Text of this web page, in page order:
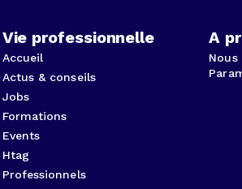
Vie professionnelle
Accueil
Actus & conseils
Jobs
Formations
Events
Htag
Professionnels
A